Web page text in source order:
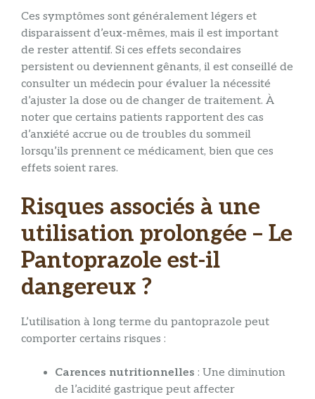
Ces symptômes sont généralement légers et
disparaissent d’eux-mêmes, mais il est important
de rester attentif. Si ces effets secondaires
persistent ou deviennent gênants, il est conseillé de
consulter un médecin pour évaluer la nécessité
d’ajuster la dose ou de changer de traitement. À
noter que certains patients rapportent des cas
d’anxiété accrue ou de troubles du sommeil
lorsqu’ils prennent ce médicament, bien que ces
effets soient rares.
Risques associés à une
utilisation prolongée – Le
Pantoprazole est-il
dangereux ?
L’utilisation à long terme du pantoprazole peut
comporter certains risques :
Carences nutritionnelles : Une diminution
de l’acidité gastrique peut affecter